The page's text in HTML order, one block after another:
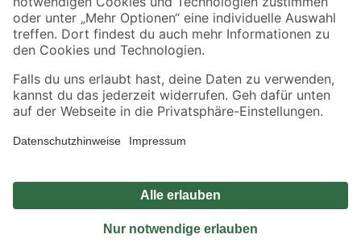
Alle Preisangaben in EUR inkl. gesetzl. MwSt.. Die dargestellten Angebote sind unter
Umständen nicht in allen Märkten verfügbar. Die angegebenen Verfügbarkeiten beziehen
Produkte nur solange der Vorrat reicht.
*Paketversand ab 59 € versandkostenfrei, gilt nicht für Artikel mit Speditionsversand, hier
Privatsphäre Impressum
Nutzungsbedingungen
Widerrufsrecht
Vertrag widerrufen